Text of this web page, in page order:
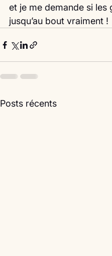
et je me demande si
jusqu’au bout vraiment !
Posts récents